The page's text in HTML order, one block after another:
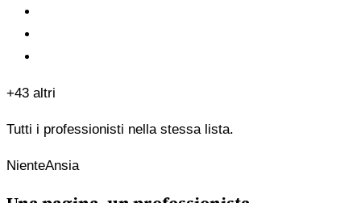
+43 altri
Tutti i professionisti nella stessa lista.
NienteAnsia